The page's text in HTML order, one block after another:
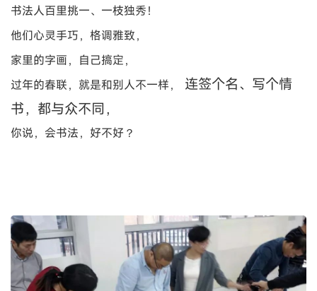
书法人百里挑一、一枝独秀！
他们心灵手巧，格调雅致，
家里的字画，自己搞定，
过年的春联，就是和别人不一样，
连签个名、写个情
书，都与众不同，
你说，会书法，好不好？